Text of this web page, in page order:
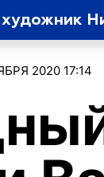
2020 17:14